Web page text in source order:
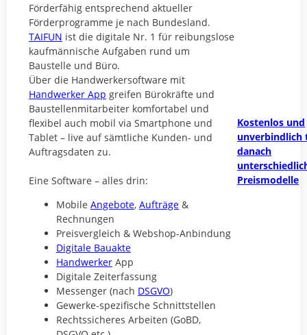
Förderfähig entsprechend aktueller
Förderprogramme je nach Bundesland.
TAIFUN ist die digitale Nr. 1 für reibungslose
kaufmännische Aufgaben rund um
Baustelle und Büro.
Über die Handwerkersoftware mit
Handwerker App greifen Bürokräfte und
Baustellenmitarbeiter komfortabel und
flexibel auch mobil via Smartphone und
Tablet – live auf sämtliche Kunden- und
Auftragsdaten zu.
Eine Software – alles drin:
Mobile Angebote, Aufträge &
Rechnungen
Preisvergleich & Webshop-Anbindung
Digitale Bauakte
Handwerker App
Digitale Zeiterfassung
Messenger (nach DSGVO)
Gewerke-spezifische Schnittstellen
Rechtssicheres Arbeiten (GoBD,
Kostenlos und
unverbindlich
danach
Preismodelle